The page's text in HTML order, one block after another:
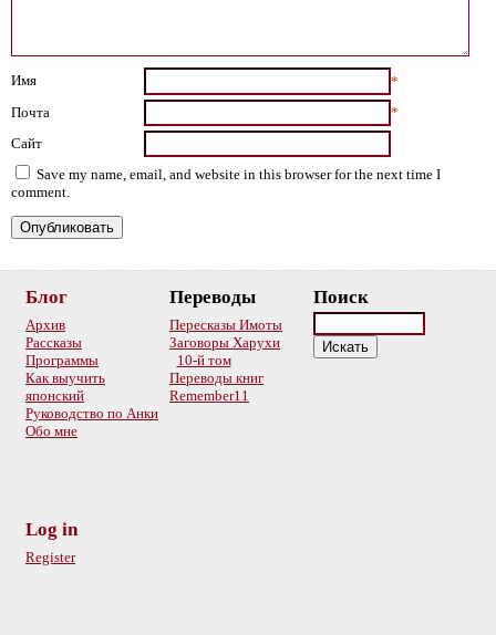
Имя
*
Почта
*
Сайт
Save my name, email, and website in this browser for the next time I
comment.
Блог
Архив
Рассказы
Программы
Как выучить
японский
Руководство по Анки
Обо мне
Переводы
Пересказы Имоты
Заговоры Харухи
10-й том
Переводы книг
Remember11
Поиск
Log in
Register